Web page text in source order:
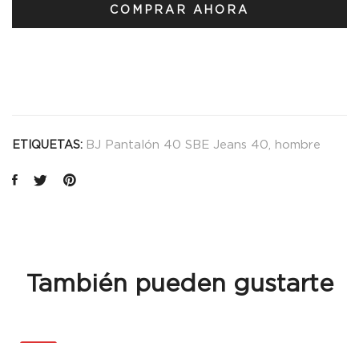
Tiffosi
COMPRAR AHORA
ETIQUETAS: BJ Pantalón 40 SBE Jeans 40 hombre
También pueden gustarte